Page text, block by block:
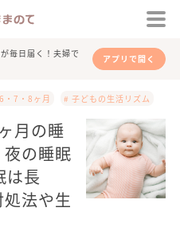
毎日届く！夫婦で
アプリで開く
・7・8ヶ月 # 子どもの生活リズム
月の睡
の睡眠
は長
法や生